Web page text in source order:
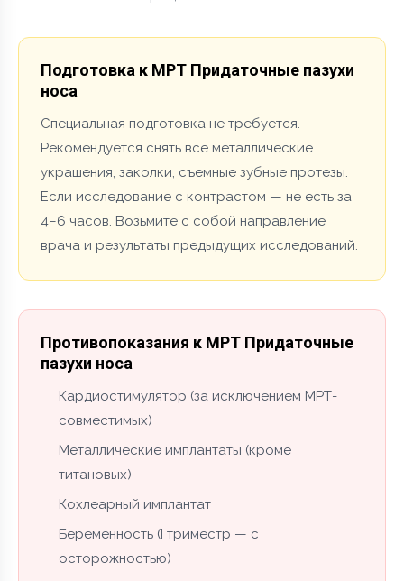
Подготовка к МРТ Придаточные пазухи
носа
Специальная подготовка не требуется.
Рекомендуется снять все металлические
украшения, заколки, съемные зубные протезы.
Если исследование с контрастом — не есть за
4–6 часов. Возьмите с собой направление
врача и результаты предыдущих исследований.
Противопоказания к МРТ Придаточные
пазухи носа
Кардиостимулятор (за исключением МРТ-
совместимых)
Металлические имплантаты (кроме
титановых)
Кохлеарный имплантат
Беременность (I триместр — с
осторожностью)